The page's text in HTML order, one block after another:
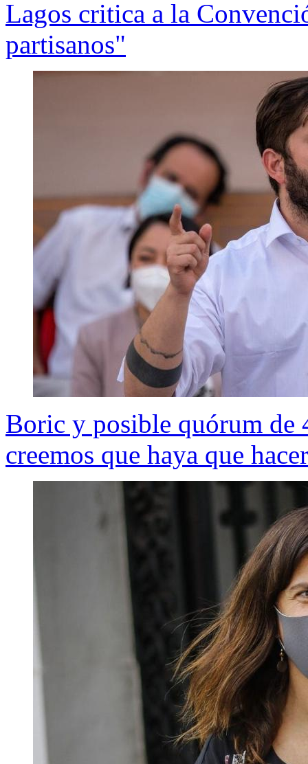
Lagos critica a la
partisanos"
Boric y posible quórum
creemos que haya que